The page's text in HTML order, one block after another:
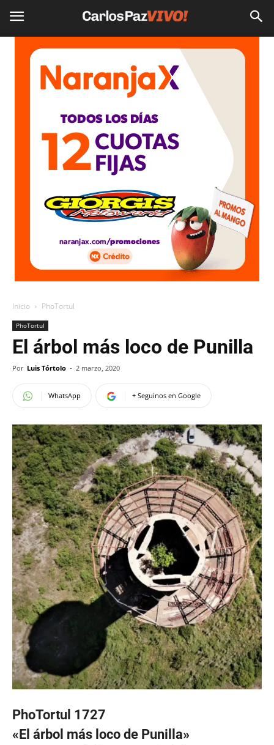
Inicio PhoTortul
PhoTortul
El árbol más loco de Punilla
Por Luis Tórtolo - 2 marzo, 2020
WhatsApp + Seguinos en Google
PhoTortul 1727
«El árbol más loco de Punilla»